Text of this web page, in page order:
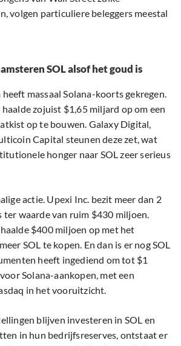
volgen particuliere beleggers meestal
SOL alsof het goud is
massaal Solana-koorts gekregen.
zojuist $1,65 miljard op om een
op te bouwen. Galaxy Digital,
Capital steunen deze zet, wat
honger naar SOL zeer serieus
actie. Upexi Inc. bezit meer dan 2
ter waarde van ruim $430 miljoen.
$400 miljoen op met het
SOL te kopen. En dan is er nog SOL
heeft ingediend om tot $1
Solana-aankopen, met een
in het vooruitzicht.
blijven investeren in SOL en
in hun bedrijfsreserves, ontstaat er